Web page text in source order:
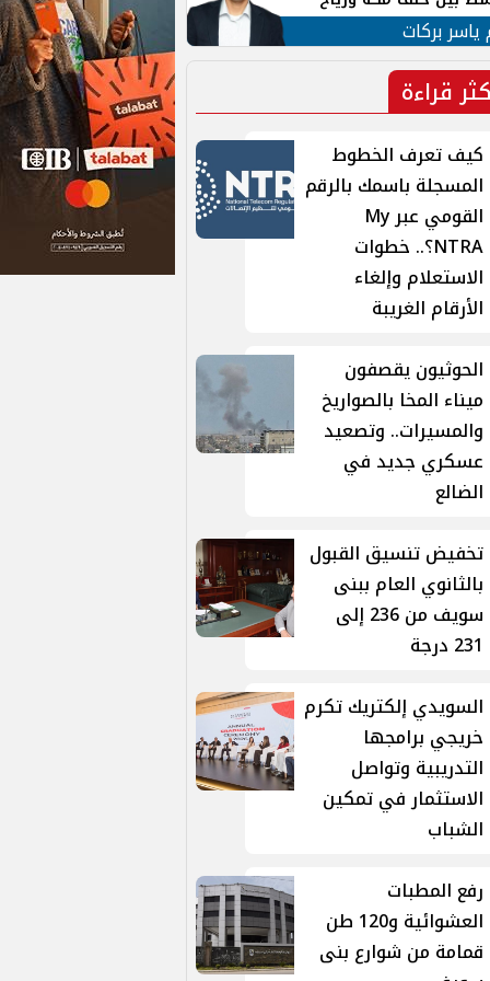
ياسر بركات
قراءة
كيف تعرف الخطوط
المسجلة باسمك بالرقم
القومي عبر My
NTRA؟.. خطوات
الاستعلام وإلغاء
الأرقام الغريبة
الحوثيون يقصفون
ميناء المخا بالصواريخ
والمسيرات.. وتصعيد
عسكري جديد في
الضالع
تخفيض تنسيق القبول
بالثانوي العام ببنى
سويف من 236 إلى
231 درجة
السويدي إلكتريك تكرم
خريجي برامجها
التدريبية وتواصل
الاستثمار في تمكين
الشباب
رفع المطبات
العشوائية و120 طن
قمامة من شوارع بنى